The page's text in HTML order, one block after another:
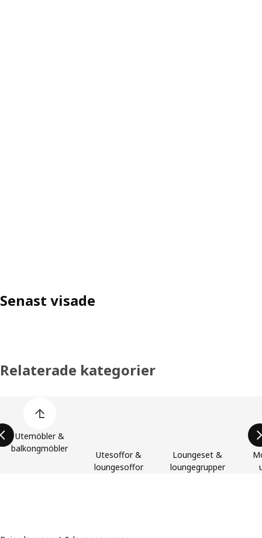
Senast visade
Relaterade kategorier
Utemöbler &
balkongmöbler
Utesoffor &
loungesoffor
Loungeset &
loungegrupper